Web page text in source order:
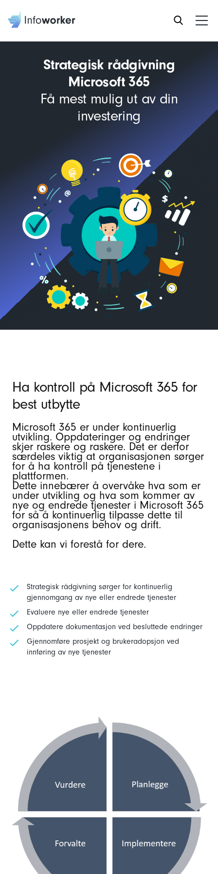
Strategisk rådgivning
Microsoft 365
Få mest mulig ut av din
investering
Ha kontroll på Microsoft 365 for
best utbytte
Microsoft 365 er under kontinuerlig
utvikling. Oppdateringer og endringer
skjer raskere og raskere. Det er derfor
særdeles viktig at organisasjonen sørger
for å ha kontroll på tjenestene i
plattformen.
Dette innebærer å overvåke hva som er
under utvikling og hva som kommer av
nye og endrede tjenester i Microsoft 365
for så å kontinuerlig tilpasse dette til
organisasjonens behov og drift.
Dette kan vi forestå for dere.
Strategisk rådgivning sørger for kontinuerlig
gjennomgang av nye eller endrede tjenester
Evaluere nye eller endrede tjenester
Oppdatere dokumentasjon ved besluttede endringer
Gjennomføre prosjekt og brukeradopsjon ved
innføring av nye tjenester